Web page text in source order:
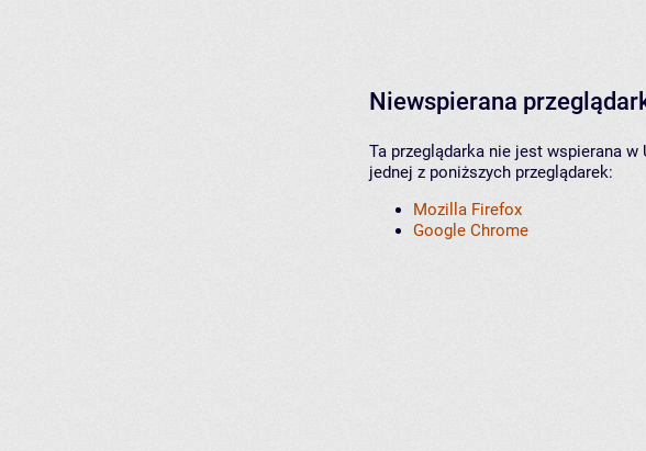
Niewspierana
Ta przeglądarka nie jest wspierana
jednej z poniższych przeglądarek:
Mozilla Firefox
Google Chrome